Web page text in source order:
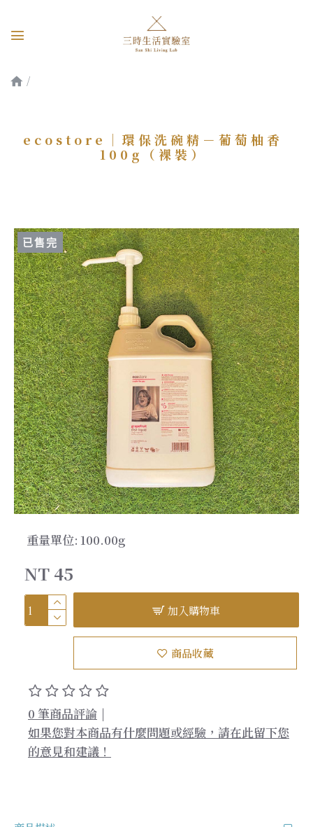
ecostore｜環保洗碗精－葡萄柚香
100g（裸裝）
已售完
0 筆商品評論 |
如果您對本商品有什麼問題或經驗，請在此留下您
的意見和建議！
NT 45
重量單位: 100.00g
加入購物車
商品收藏